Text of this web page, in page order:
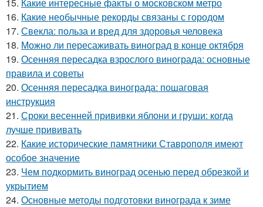
16. Какие необычные рекорды связаны с городом
17. Свекла: польза и вред для здоровья человека
18. Можно ли пересаживать виноград в конце октября
19. Осенняя пересадка взрослого винограда: основные
правила и советы
20. Осенняя пересадка винограда: пошаговая
инструкция
21. Сроки весенней прививки яблони и груши: когда
лучше прививать
22. Какие исторические памятники Ставрополя имеют
особое значение
23. Чем подкормить виноград осенью перед обрезкой и
укрытием
24. Основные методы подготовки винограда к зиме